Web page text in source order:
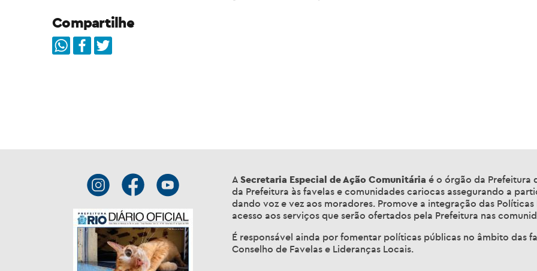
Compartilhe
A Secretaria Especial de Ação Comunitária é o órgão da Prefeitura
da Prefeitura às favelas e comunidades cariocas assegurando a
dando voz e vez aos moradores. Promove a integração das
acesso aos serviços que serão ofertados pela Prefeitura nas
É responsável ainda por fomentar políticas públicas no âmbito das
Conselho de Favelas e Lideranças Locais.